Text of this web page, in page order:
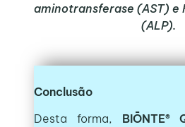
aminotransferase (AST) e
(ALP).
Conclusão
Desta forma, BIŌNTE®